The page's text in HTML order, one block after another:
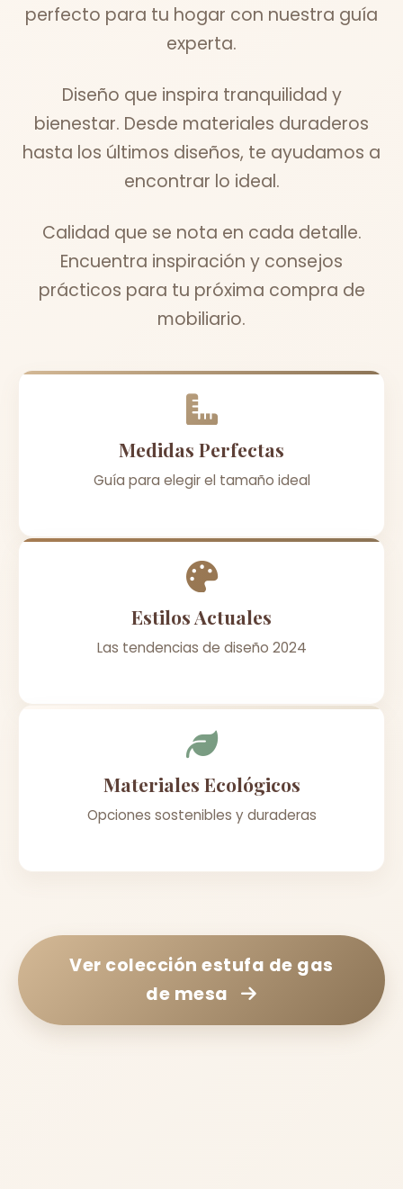
perfecto para tu hogar con nuestra guía
experta.
Diseño que inspira tranquilidad y
bienestar. Desde materiales duraderos
hasta los últimos diseños, te ayudamos a
encontrar lo ideal.
Calidad que se nota en cada detalle.
Encuentra inspiración y consejos
prácticos para tu próxima compra de
mobiliario.
Medidas Perfectas
Guía para elegir el tamaño ideal
Estilos Actuales
Las tendencias de diseño 2024
Materiales Ecológicos
Opciones sostenibles y duraderas
Ver colecciónestufa de gas
de mesa